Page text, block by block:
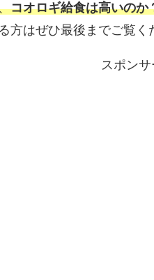
コオロギ給食は高いのか
方はぜひ最後までご覧く
スポンサ